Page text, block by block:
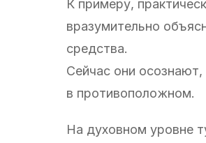
К примеру,
вразумительно
средства.
Сейчас они
в противоположном.
На духовном уровне